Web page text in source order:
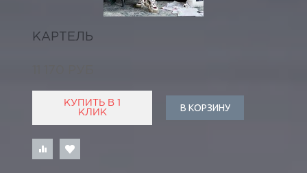
КАРТЕЛЬ
КУПИТЬ В 1
КЛИК
В КОРЗИНУ